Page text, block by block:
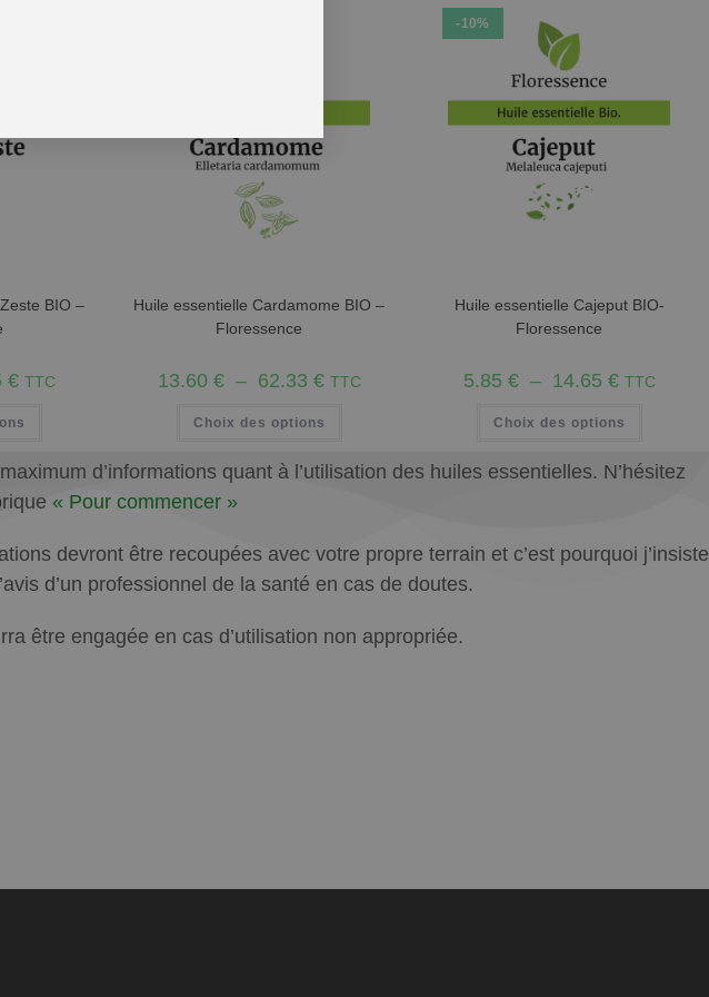
BIO –
€ TTC
Huile essentielle Cardamome BIO –
Floressence
13.60 € – 62.33 € TTC
Choix des options
-10%
Huile essentielle Cajeput BIO-
Floressence
5.85 € – 14.65 € TTC
Choix des options
d’informations quant à l’utilisation des huiles essentielles. N’hésitez
« Pour commencer »
devront être recoupées avec votre propre terrain et c’est pourquoi j’insiste
d’un professionnel de la santé en cas de doutes.
être engagée en cas d’utilisation non appropriée.